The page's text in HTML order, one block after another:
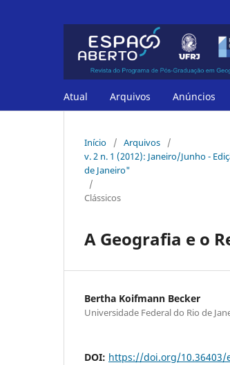
Atual Arquivos Anúncios
Início / Arquivos
/
v. 2 n. 1 (2012): Janeiro/Junho -
de Janeiro"
/
Clássicos
A Geografia e o
Bertha Koifmann Becker
Universidade Federal do Rio de
DOI: https://doi.org/10.36403/